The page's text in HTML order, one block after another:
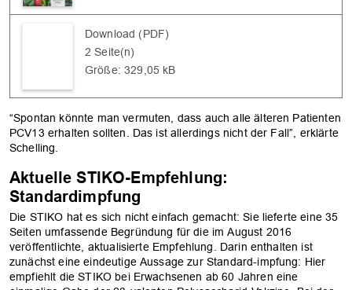
Download (PDF)
2 Seite(n)
Größe: 329,05 kB
“Spontan könnte man vermuten, dass auch alle älteren Patienten
PCV13 erhalten sollten. Das ist allerdings nicht der Fall”, erklärte
Schelling.
Aktuelle STIKO-Empfehlung:
Standardimpfung
Die STIKO hat es sich nicht einfach gemacht: Sie lieferte eine 35
Seiten umfassende Begründung für die im August 2016
veröffentlichte, aktualisierte Empfehlung. Darin enthalten ist
zunächst eine eindeutige Aussage zur Standard-impfung: Hier
empfiehlt die STIKO bei Erwachsenen ab 60 Jahren eine